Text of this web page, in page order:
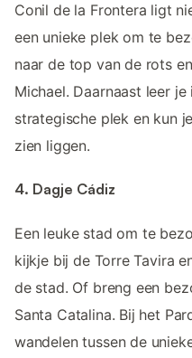
Conil de la Frontera ligt
een unieke plek om te
naar de top van de rots
Michael. Daarnaast leer
strategische plek en kun
zien liggen.
4. Dagje Cádiz
Een leuke stad om te
kijkje bij de Torre Tavira
de stad. Of breng een
Santa Catalina. Bij het
wandelen tussen de